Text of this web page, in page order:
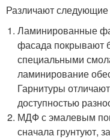
Различают
Ламинированные
фасада покрывают
специальными
ламинирование
Гарнитуры
доступностью
МДФ с эмалевым
сначала грунтуют,